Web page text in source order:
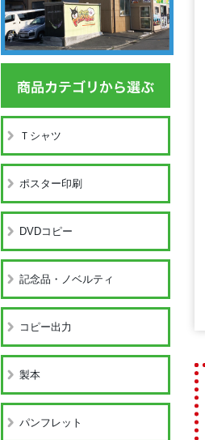
Ｔシャツ
ポスター印刷
DVDコピー
記念品・ノベルティ
コピー出力
製本
パンフレット